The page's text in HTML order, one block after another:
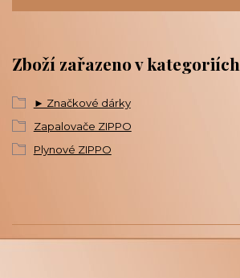
Zboží zařazeno v kategoriích
► Značkové dárky
Zapalovače ZIPPO
Plynové ZIPPO